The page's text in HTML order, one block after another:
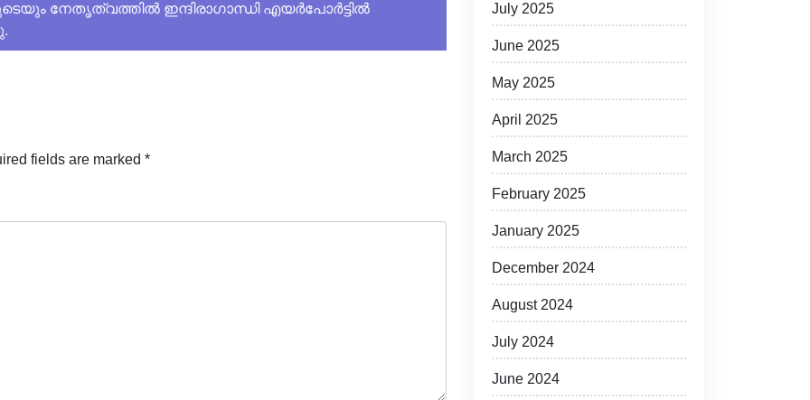
നേതൃത്വത്തിൽ ഇന്ദിരാഗാന്ധി എയർപോർട്ടിൽ
fields are marked *
July 2025
June 2025
May 2025
April 2025
March 2025
February 2025
January 2025
December 2024
August 2024
July 2024
June 2024